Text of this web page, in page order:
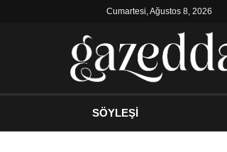
Cumartesi, Ağustos 8, 2026
SÖYLEŞİ